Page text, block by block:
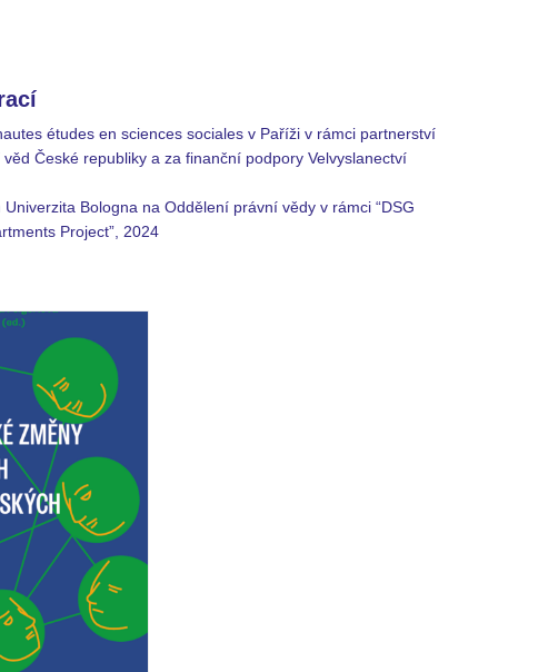
études en sciences sociales v Paříži v rámci partnerství
České republiky a za finanční podpory Velvyslanectví
Bologna na Oddělení právní vědy v rámci “DSG
Project”, 2024